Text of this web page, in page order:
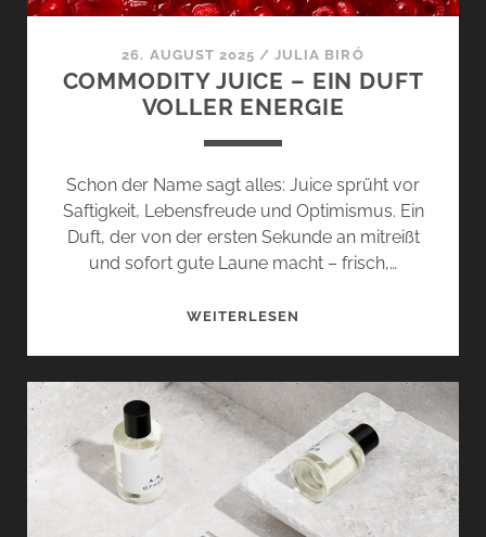
26. AUGUST 2025 /JULIA BIRÓ
COMMODITY JUICE – EIN DUFT
VOLLER ENERGIE
Schon der Name sagt alles: Juice sprüht vor
Saftigkeit, Lebensfreude und Optimismus. Ein
Duft, der von der ersten Sekunde an mitreißt
und sofort gute Laune macht – frisch,…
WEITERLESEN
DUFT
VOLLER
ENERGIE